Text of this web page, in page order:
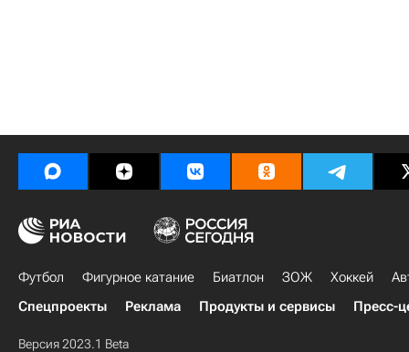
Футбол Фигурное катание Биатлон ЗОЖ Хоккей
Спецпроекты
Реклама Продукты и сервисы Пресс-
Версия 2023.1 Beta